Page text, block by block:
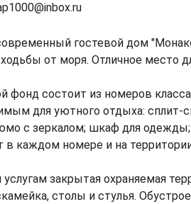
гостевой дом
от моря. Отличное место
фонд состоит из номеров
для уютного отдыха: сплит-
с зеркалом; шкаф для одежды;
в каждом номере и на
закрытая охраняемая
столы и стулья.